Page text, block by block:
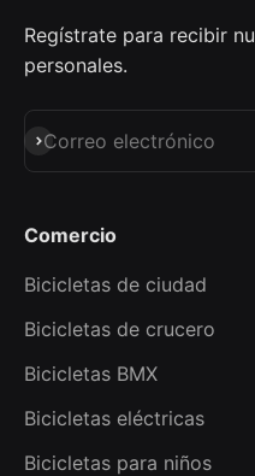
Regístrate para recibir
personales.
Correo electrónico
Suscribirse
Comercio
Bicicletas de ciudad
Bicicletas de crucero
Bicicletas BMX
Bicicletas eléctricas
Bicicletas para niños